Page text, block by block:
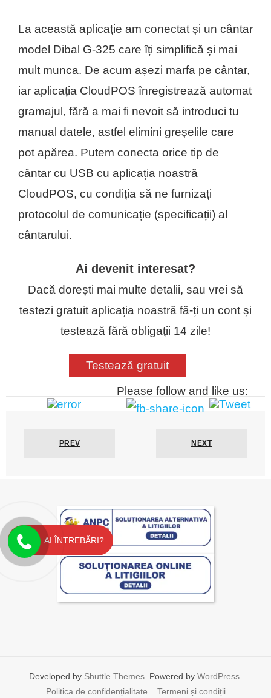
La această aplicație am conectat și un cântar
model Dibal G-325 care îți simplifică și mai
mult munca. De acum așezi marfa pe cântar,
iar aplicația CloudPOS înregistrează automat
gramajul, fără a mai fi nevoit să introduci tu
manual datele, astfel elimini greșelile care
pot apărea. Putem conecta orice tip de
cântar cu USB cu aplicația noastră
CloudPOS, cu condiția să ne furnizați
protocolul de comunicație (specificații) al
cântarului.
Ai devenit interesat?
Dacă dorești mai multe detalii, sau vrei să
testezi gratuit aplicația noastră fă-ți un cont și
testează fără obligații 14 zile!
Testează gratuit
Please follow and like us:
PREV NEXT
Developed by Shuttle Themes . Powered by WordPress
Politica de confidențialitate
Termeni și condiții
AI ÎNTREBĂRI?